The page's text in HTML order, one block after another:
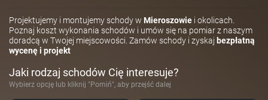
Projektujemy i montujemy schody w Mieroszowie i okolicach.
Poznaj koszt wykonania schodów i umów się na pomiar z naszym
doradcą w Twojej miejscowości. Zamów schody i zyskaj bezpłatną
wycenę i projekt
Jaki rodzaj schodów Cię interesuje?
Wybierz opcję lub kliknij "Pomiń", aby przejść dalej